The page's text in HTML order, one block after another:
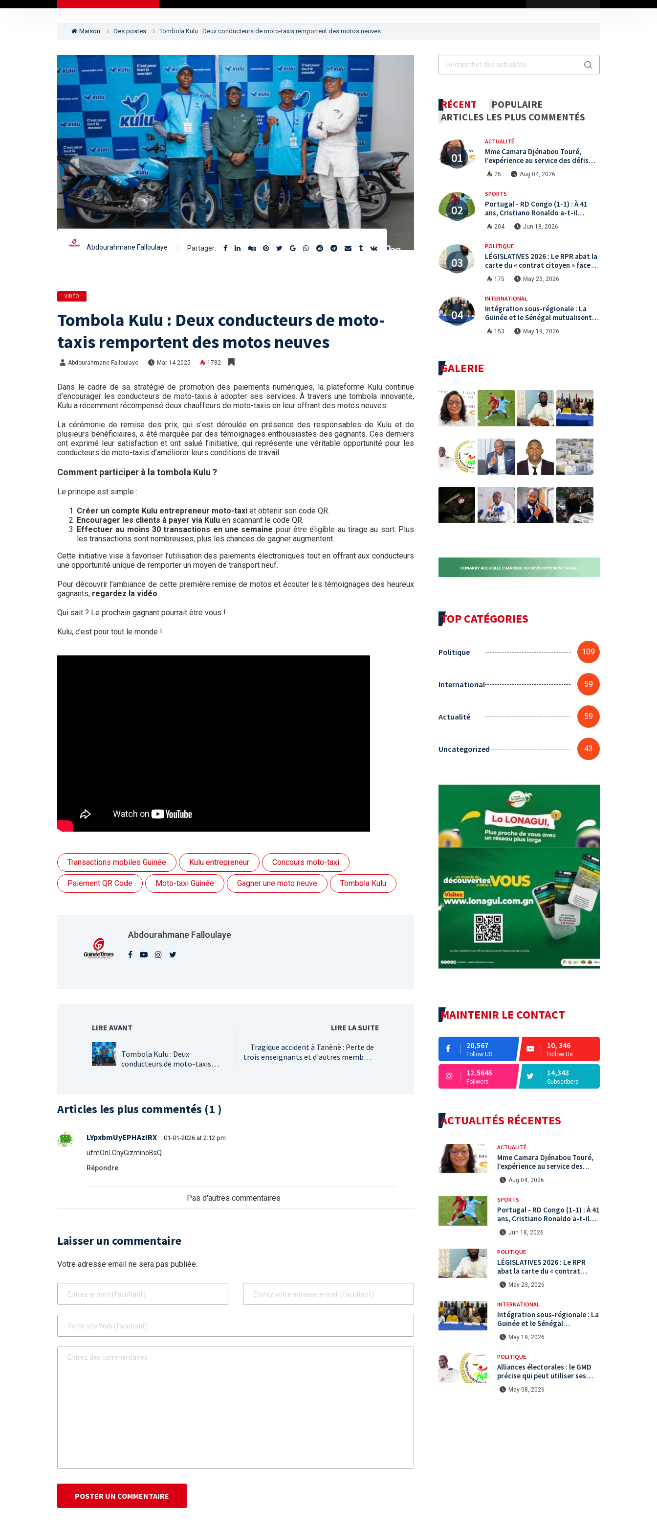
Maison Des postes Tombola Kulu : Deux conducteurs de moto-taxis remportent des motos neuves
Abdourahmane Falloulaye Partager:
VIDÉO
Tombola Kulu : Deux conducteurs de moto-
taxis remportent des motos neuves
Abdourahmane Falloulaye Mar 14 2025 1782
Dans le cadre de sa stratégie de promotion des paiements numériques, la plateforme Kulu continue
d’encourager les conducteurs de moto-taxis à adopter ses services. À travers une tombola innovante,
Kulu a récemment récompensé deux chauffeurs de moto-taxis en leur offrant des motos neuves.
La cérémonie de remise des prix, qui s’est déroulée en présence des responsables de Kulu et de
plusieurs bénéficiaires, a été marquée par des témoignages enthousiastes des gagnants. Ces derniers
ont exprimé leur satisfaction et ont salué l’initiative, qui représente une véritable opportunité pour les
conducteurs de moto-taxis d’améliorer leurs conditions de travail.
Comment participer à la tombola Kulu ?
Le principe est simple :
Créer un compte Kulu entrepreneur moto-taxi et obtenir son code QR.
Encourager les clients à payer via Kulu en scannant le code QR.
Effectuer au moins 30 transactions en une semaine pour être éligible au tirage au sort. Plus
les transactions sont nombreuses, plus les chances de gagner augmentent.
Cette initiative vise à favoriser l’utilisation des paiements électroniques tout en offrant aux conducteurs
une opportunité unique de remporter un moyen de transport neuf.
Pour découvrir l’ambiance de cette première remise de motos et écouter les témoignages des heureux
gagnants, regardez la vidéo.
Qui sait ? Le prochain gagnant pourrait être vous !
Kulu, c’est pour tout le monde !
Transactions mobiles Guinée Kulu entrepreneur Concours moto-taxi
Paiement QR Code Moto-taxi Guinée Gagner une moto neuve Tombola Kulu
Abdourahmane Falloulaye
LIRE AVANT
Tombola Kulu : Deux
conducteurs de moto-taxis
LIRE LA SUITE
Tragique accident à Tanènè : Perte de
trois enseignants et d'autres membres
Articles les plus commentés (1 )
LYpxbmUyEPHAzIRX 01-01-2026 at 2:12 pm
ufmOnLChyGizminoBsQ
Répondre
Pas d'autres commentaires
Laisser un commentaire
Votre adresse email ne sera pas publiée.
POSTER UN COMMENTAIRE
RÉCENT
POPULAIRE
ARTICLES LES PLUS COMMENTÉS
ACTUALITÉ
Mme Camara Djénabou Touré,
l’expérience au service des défis
territoriaux sous la 5ème
République
25 Aug 04, 2026
SPORTS
Portugal - RD Congo (1-1) : À 41
ans, Cristiano Ronaldo a-t-il
encore le niveau international ?
204 Jun 18, 2026
POLITIQUE
LÉGISLATIVES 2026 : Le RPR abat la
carte du « contrat citoyen » face à
une arène politique saturée.
175 May 23, 2026
INTERNATIONAL
Intégration sous-régionale : La
Guinée et le Sénégal mutualisent
leurs efforts à Koundara via le
programme RéZo
153 May 19, 2026
GALERIE
TOP CATÉGORIES
Politique 109
International 59
Actualité 59
Uncategorized 43
MAINTENIR LE CONTACT
20,567
Follow US
10, 346
Follow Us
12,5645
Follwers
14,343
Subscribers
ACTUALITÉS RÉCENTES
ACTUALITÉ
Mme Camara Djénabou Touré,
l’expérience au service des
défis territoriaux sous la 5ème
République
Aug 04, 2026
SPORTS
Portugal - RD Congo (1-1) : À 41
ans, Cristiano Ronaldo a-t-il
encore le niveau international ?
Jun 18, 2026
POLITIQUE
LÉGISLATIVES 2026 : Le RPR
abat la carte du « contrat
citoyen » face à une arène
politique saturée.
May 23, 2026
INTERNATIONAL
Intégration sous-régionale : La
Guinée et le Sénégal
mutualisent leurs efforts à
Koundara via le programme
May 19, 2026
POLITIQUE
Alliances électorales : le GMD
précise qui peut utiliser ses
symboles de campagne avant le
scrutin du 31 mai
May 08, 2026